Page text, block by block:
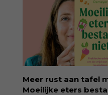
antwoord op alle
boekjes en
kindertijdschrift van
kunde voor taal,
spat van elke pagina.
kind. Abonneer via
wonderwoud.nl/
korting met code:
Meer rust aan tafel
Moeilijke eters